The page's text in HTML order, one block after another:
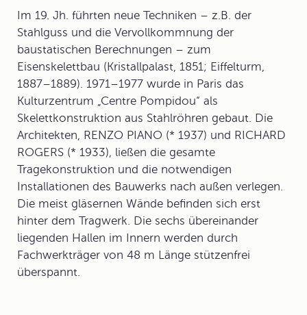
Im 19. Jh. führten neue Techniken – z.B. der
Stahlguss und die Vervollkommnung der
baustatischen Berechnungen – zum
Eisenskelettbau (Kristallpalast, 1851; Eiffelturm,
1887–1889). 1971–1977 wurde in Paris das
Kulturzentrum „Centre Pompidou“ als
Skelettkonstruktion aus Stahlröhren gebaut. Die
Architekten, RENZO PIANO (* 1937) und RICHARD
ROGERS (* 1933), ließen die gesamte
Tragekonstruktion und die notwendigen
Installationen des Bauwerks nach außen verlegen.
Die meist gläsernen Wände befinden sich erst
hinter dem Tragwerk. Die sechs übereinander
liegenden Hallen im Innern werden durch
Fachwerkträger von 48 m Länge stützenfrei
überspannt.